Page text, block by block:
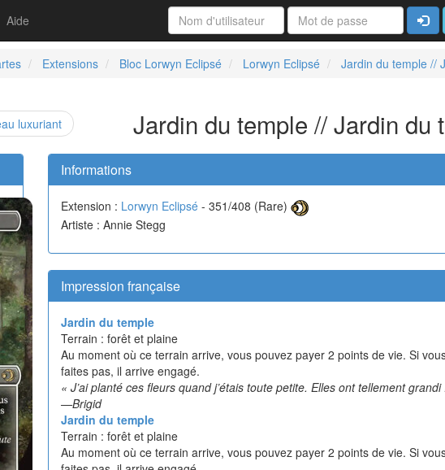
Aide
Extensions Bloc Lorwyn Eclipsé Lorwyn Eclipsé Jardin du temple //
luxuriant Jardin du temple // Jardin du
Informations
Extension : Lorwyn Eclipsé - 351/408 (Rare)
Artiste : Annie Stegg
Impression française
Jardin du temple
Terrain : forêt et plaine
Au moment où ce terrain arrive, vous pouvez payer 2 points de vie. Si
faites pas, il arrive engagé.
« J’ai planté ces fleurs quand j’étais toute petite. Elles ont tellement grandi
—Brigid
Jardin du temple
Terrain : forêt et plaine
Au moment où ce terrain arrive, vous pouvez payer 2 points de vie. Si